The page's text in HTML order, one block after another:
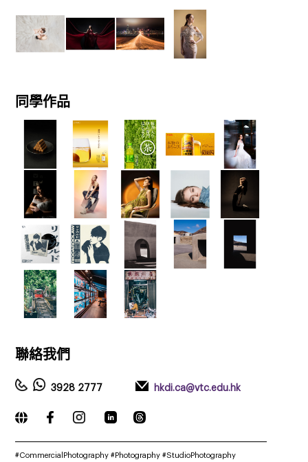
同學作品
聯絡我們
3928 2777 hkdi.ca@vtc.edu.hk
#CommercialPhotography #Photography #StudioPhotography